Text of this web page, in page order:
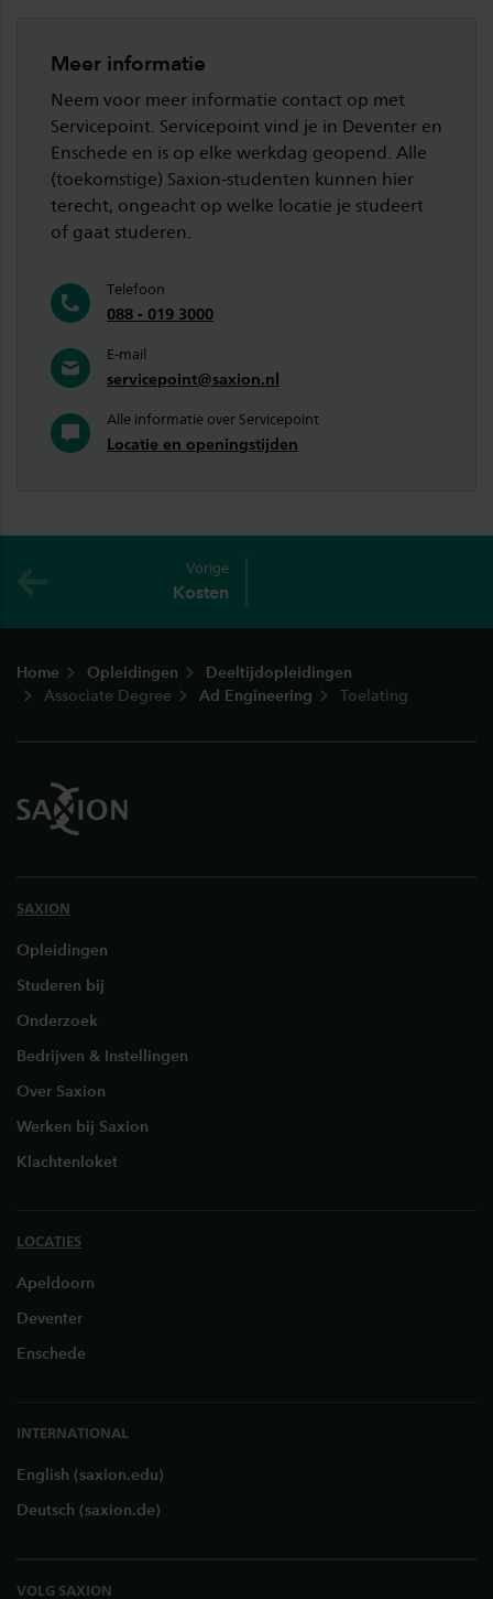
Meer informatie
Neem voor meer informatie contact op met
Servicepoint. Servicepoint vind je in Deventer en
Enschede en is op elke werkdag geopend. Alle
(toekomstige) Saxion-studenten kunnen hier
terecht, ongeacht op welke locatie je studeert
of gaat studeren.
Telefoon
088 - 019 3000
E-mail
servicepoint@saxion.nl
Alle informatie over Servicepoint
Locatie en openingstijden
Vorige
Kosten
Home Opleidingen
Deeltijdopleidingen
Associate Degree
Ad Engineering Toelating
SAXION
Opleidingen
Studeren bij
Onderzoek
Bedrijven & Instellingen
Over Saxion
Werken bij Saxion
Klachtenloket
LOCATIES
Apeldoorn
Deventer
Enschede
INTERNATIONAL
English (saxion.edu)
Deutsch (saxion.de)
VOLG SAXION